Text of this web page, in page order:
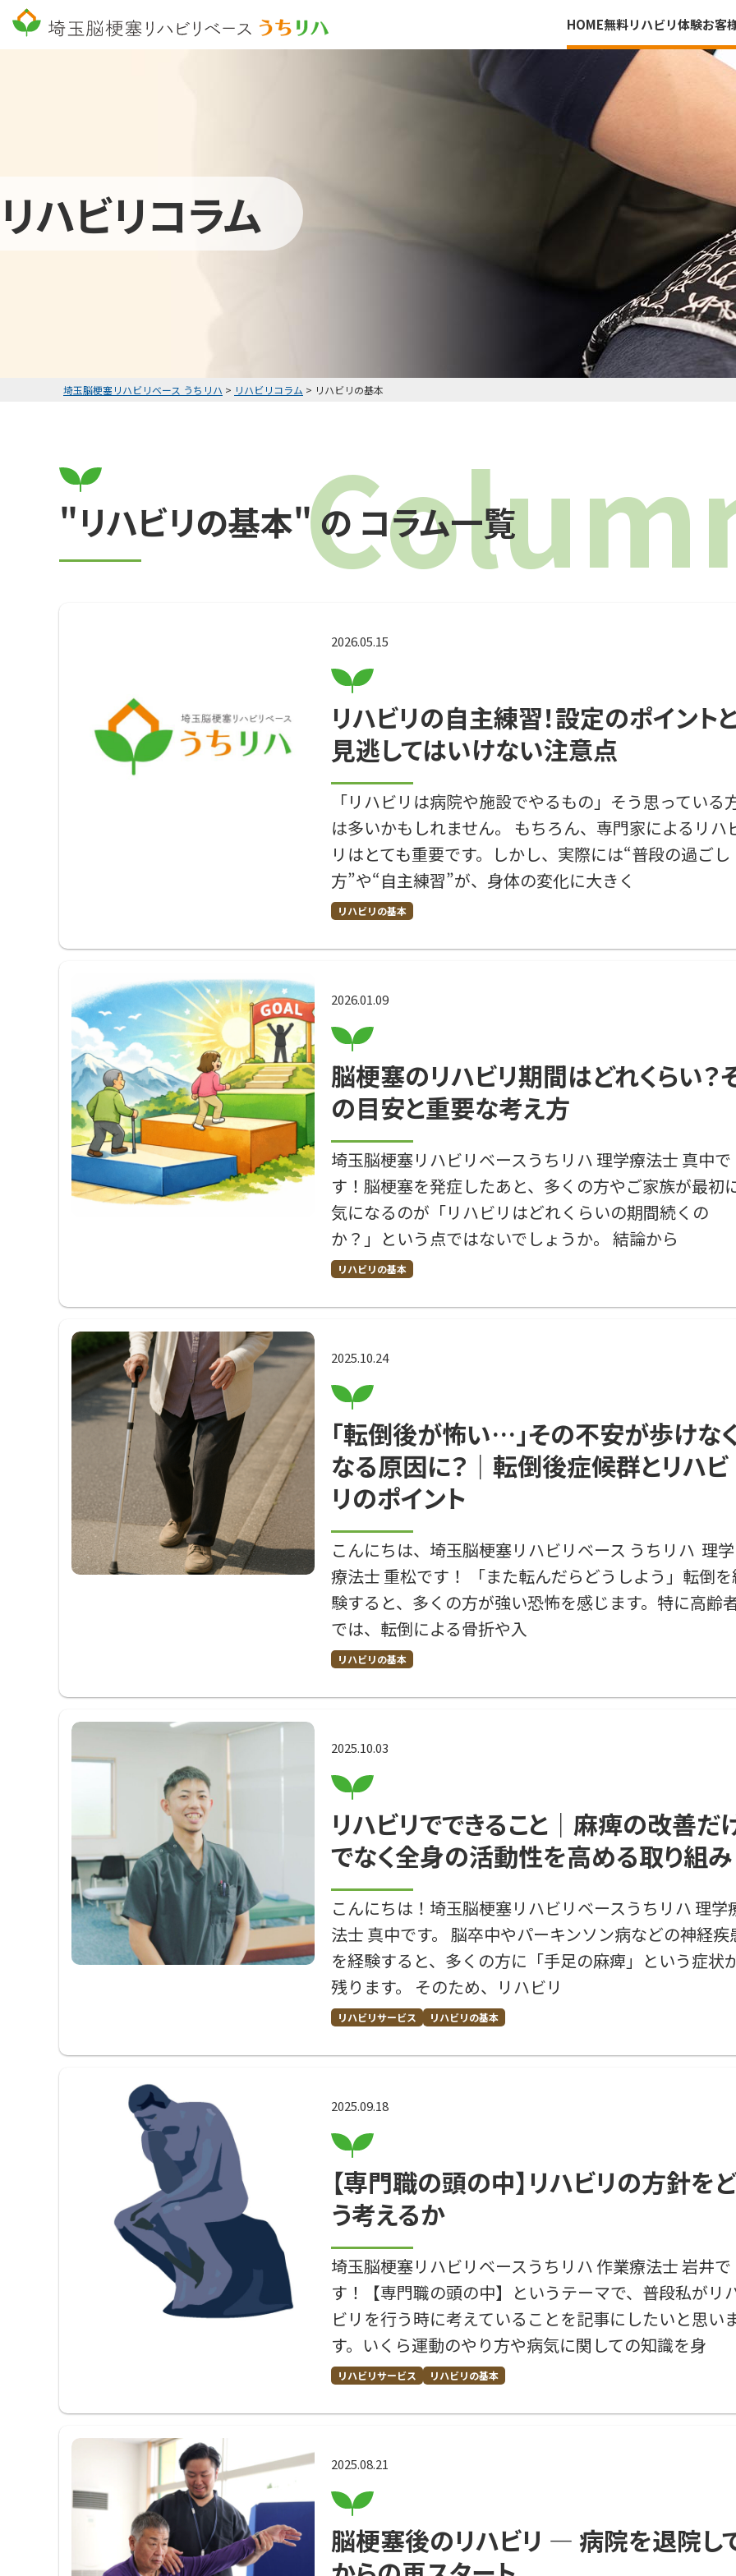
HOME無料リハビリ体験お客
リハビリコラム
埼玉脳梗塞リハビリベース うちリハ > リハビリコラム > リハビリの基本
"リハビリの基本" の コラム一覧
2026.05.15
リハビリの自主練習！設定のポイント
見逃してはいけない注意点
「リハビリは病院や施設でやるもの」そう思っている
は多いかもしれません。 もちろん、専門家によるリハ
リはとても重要です。しかし、実際には“普段の過ごし
方”や“自主練習”が、身体の変化に大きく
リハビリの基本
2026.01.09
脳梗塞のリハビリ期間はどれくらい？
の目安と重要な考え方
埼玉脳梗塞リハビリベースうちリハ 理学療法士 真中で
す！脳梗塞を発症したあと、多くの方やご家族が最初
気になるのが「リハビリはどれくらいの期間続くの
か？」という点ではないでしょうか。 結論から
リハビリの基本
2025.10.24
「転倒後が怖い…」その不安が歩けな
なる原因に？｜転倒後症候群とリハビ
リのポイント
こんにちは、埼玉脳梗塞リハビリベース うちリハ 理学
療法士 重松です！ 「また転んだらどうしよう」転倒
験すると、多くの方が強い恐怖を感じます。特に高齢
では、転倒による骨折や入
リハビリの基本
2025.10.03
リハビリでできること｜麻痺の改善だ
でなく全身の活動性を高める取り組み
こんにちは！埼玉脳梗塞リハビリベースうちリハ 理学
法士 真中です。 脳卒中やパーキンソン病などの神経疾
を経験すると、多くの方に「手足の麻痺」という症状
残ります。 そのため、リハビリ
リハビリサービス リハビリの基本
2025.09.18
【専門職の頭の中】リハビリの方針を
う考えるか
埼玉脳梗塞リハビリベースうちリハ 作業療法士 岩井で
す！【専門職の頭の中】というテーマで、普段私がリ
ビリを行う時に考えていることを記事にしたいと思い
す。いくら運動のやり方や病気に関しての知識を身
リハビリサービス リハビリの基本
2025.08.21
脳梗塞後のリハビリ ― 病院を退院し